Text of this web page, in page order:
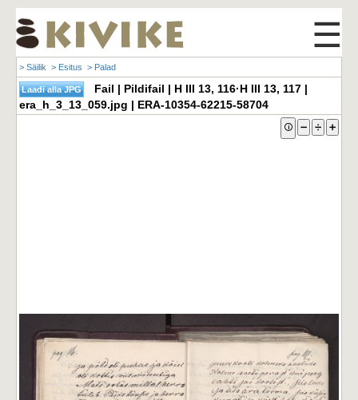
☰
> Säilik > Esitus > Palad
Fail | Pildifail | H III 13, 116·H III 13, 117 |
era_h_3_13_059.jpg | ERA-10354-62215-58704